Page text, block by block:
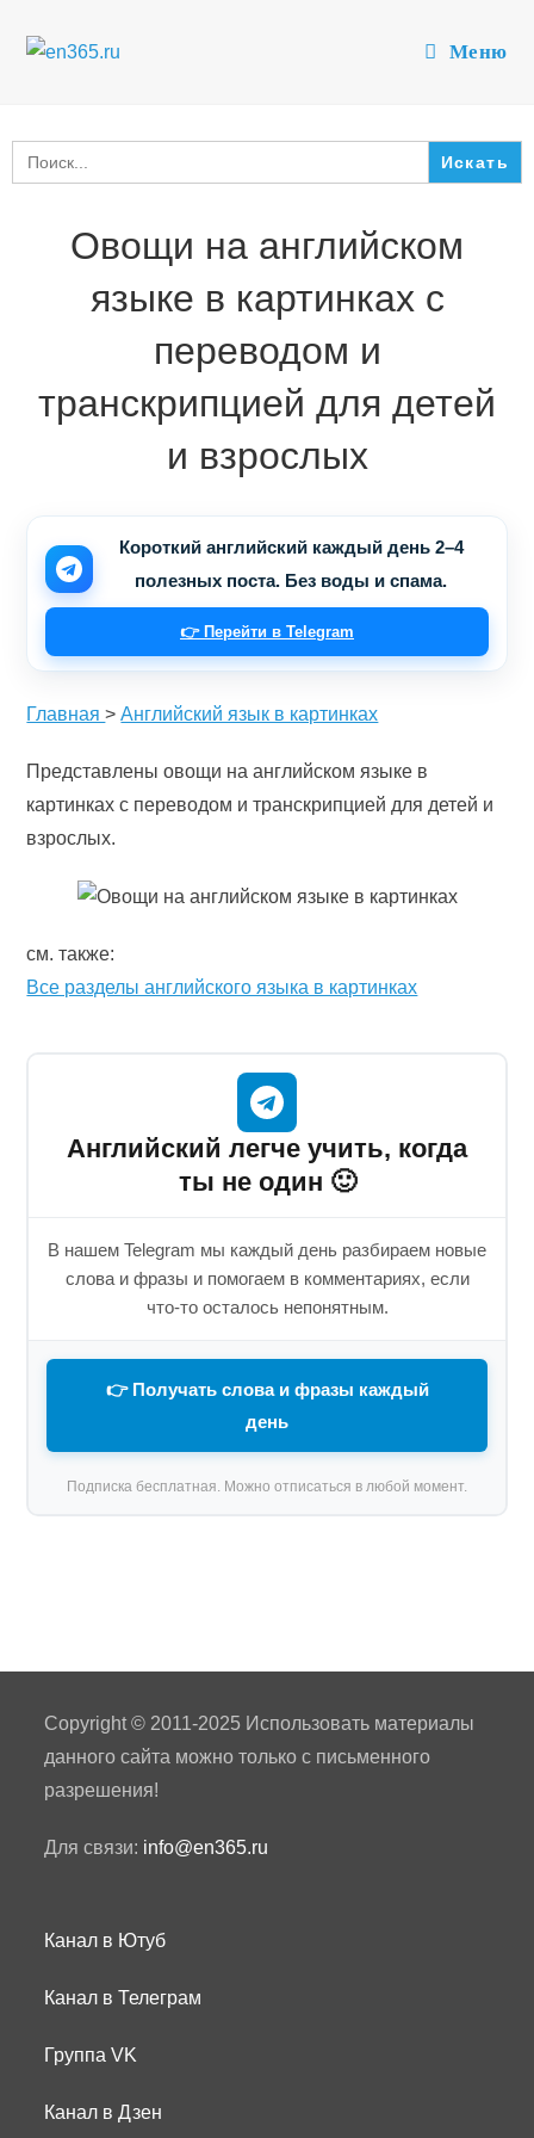
Меню
Search
for:
Овощи на английском
языке в картинках с
переводом и
транскрипцией для детей
и взрослых
Короткий английский каждый день 2–4
полезных поста. Без воды и спама.
👉 Перейти в Telegram
Главная>Английский язык в картинках
Представлены овощи на английском языке в
картинках с переводом и транскрипцией для детей и
взрослых.
см. также:
Все разделы английского языка в картинках
Английский легче учить, когда
ты не один 🙂
В нашем Telegram мы каждый день разбираем новые
слова и фразы и помогаем в комментариях, если
что-то осталось непонятным.
👉 Получать слова и фразы каждый
день
Подписка бесплатная. Можно отписаться в любой момент.
Copyright © 2011-2025 Использовать материалы
данного сайта можно только с письменного
разрешения!
Для связи: info@en365.ru
Канал в Ютуб
Канал в Телеграм
Группа VK
Канал в Дзен